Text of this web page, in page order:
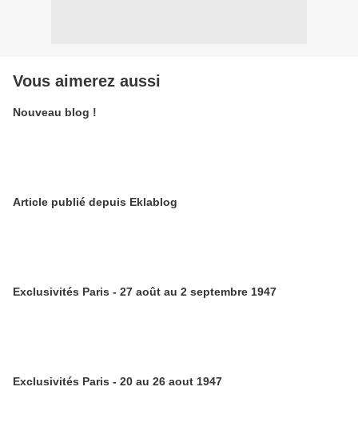
Vous aimerez aussi
Nouveau blog !
Article publié depuis Eklablog
Exclusivités Paris - 27 août au 2 septembre 1947
Exclusivités Paris - 20 au 26 aout 1947